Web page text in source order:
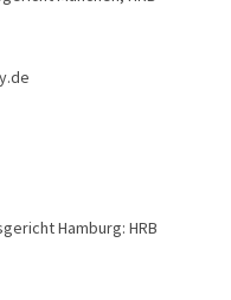
Hamburg: HRB